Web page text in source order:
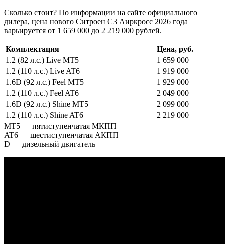
Сколько стоит? По информации на сайте официального
дилера, цена нового Ситроен С3 Аиркросс 2026 года
варьируется от 1 659 000 до 2 219 000 рублей.
Комплектация
Цена, руб.
1.2 (82 л.с.) Live MT5
1 659 000
1.2 (110 л.с.) Live AT6
1 919 000
1.6D (92 л.с.) Feel MT5
1 929 000
1.2 (110 л.с.) Feel AT6
2 049 000
1.6D (92 л.с.) Shine MT5
2 099 000
1.2 (110 л.с.) Shine AT6
2 219 000
MT5 — пятиступенчатая МКПП
AT6 — шестиступенчатая АКПП
D — дизельный двигатель